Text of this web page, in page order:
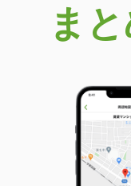
ま